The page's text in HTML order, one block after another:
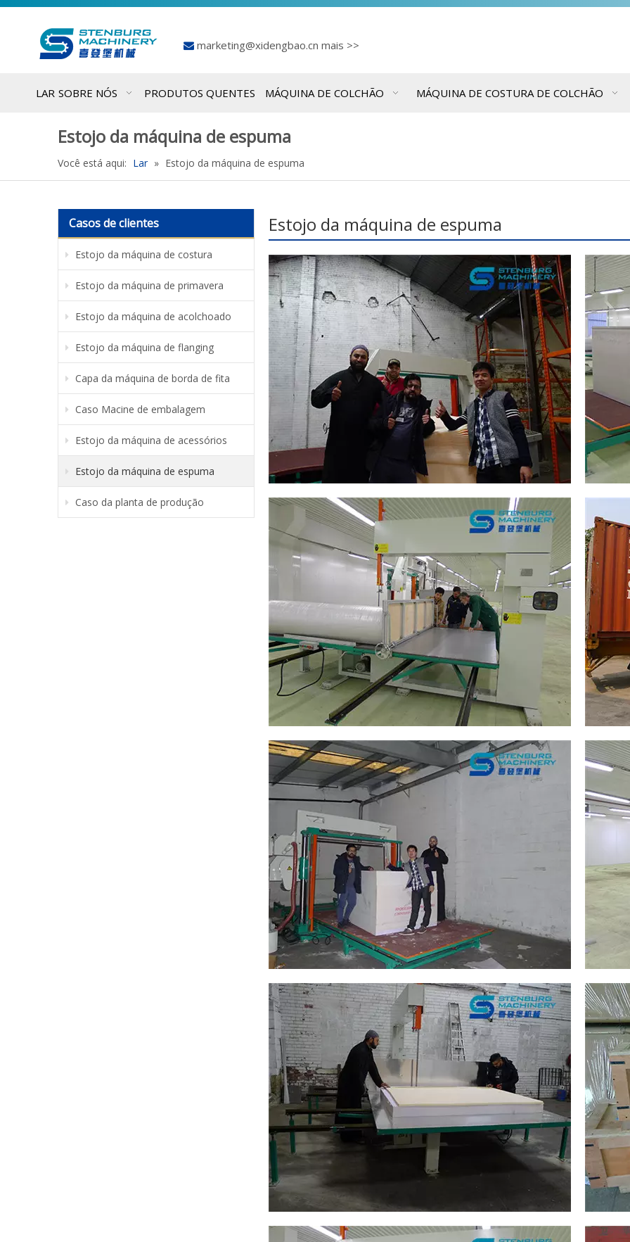
 marketing@xidengbao.cn mais >>
LAR SOBRE NÓS PRODUTOS QUENTES MÁQUINA DE COLCHÃO MÁQUINA DE COSTURA DE COLCHÃO
Estojo da máquina de espuma
Você está aqui: Lar » Estojo da máquina de espuma
Casos de clientes
Estojo da máquina de costura
Estojo da máquina de primavera
Estojo da máquina de acolchoado
Estojo da máquina de flanging
Capa da máquina de borda de fita
Caso Macine de embalagem
Estojo da máquina de acessórios
Estojo da máquina de espuma
Caso da planta de produção
Estojo da máquina de espuma